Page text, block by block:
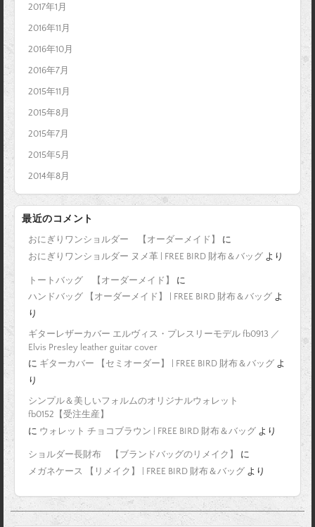
2017年1月
2016年11月
2016年10月
2016年7月
2015年11月
2015年8月
2015年7月
2015年5月
2014年8月
最近のコメント
おにぎりワンショルダー 【オーダーメイド】
に
おにぎりワンショルダー ヌメ革 | FREE BIRD 財布＆バッグ より
トートバッグ 【オーダーメイド】
に
ハンドバッグ 【オーダーメイド】 | FREE BIRD 財布＆バッグ よ
り
ギターレザーカバー エルヴィス・プレスリーモデル fb0913 ／
Elvis Presley leather guitar cover
に ギターカバー 【セミオーダー】 | FREE BIRD 財布＆バッグ よ
り
シンプル＆美しいフォルムのオリジナルウォレット
fb0152【受注生産】
に ウォレット チョコブラウン | FREE BIRD 財布＆バッグ より
ショルダー長財布 【ブランドバッグのリメイク】
に
メガネケース 【リメイク】 | FREE BIRD 財布＆バッグ より